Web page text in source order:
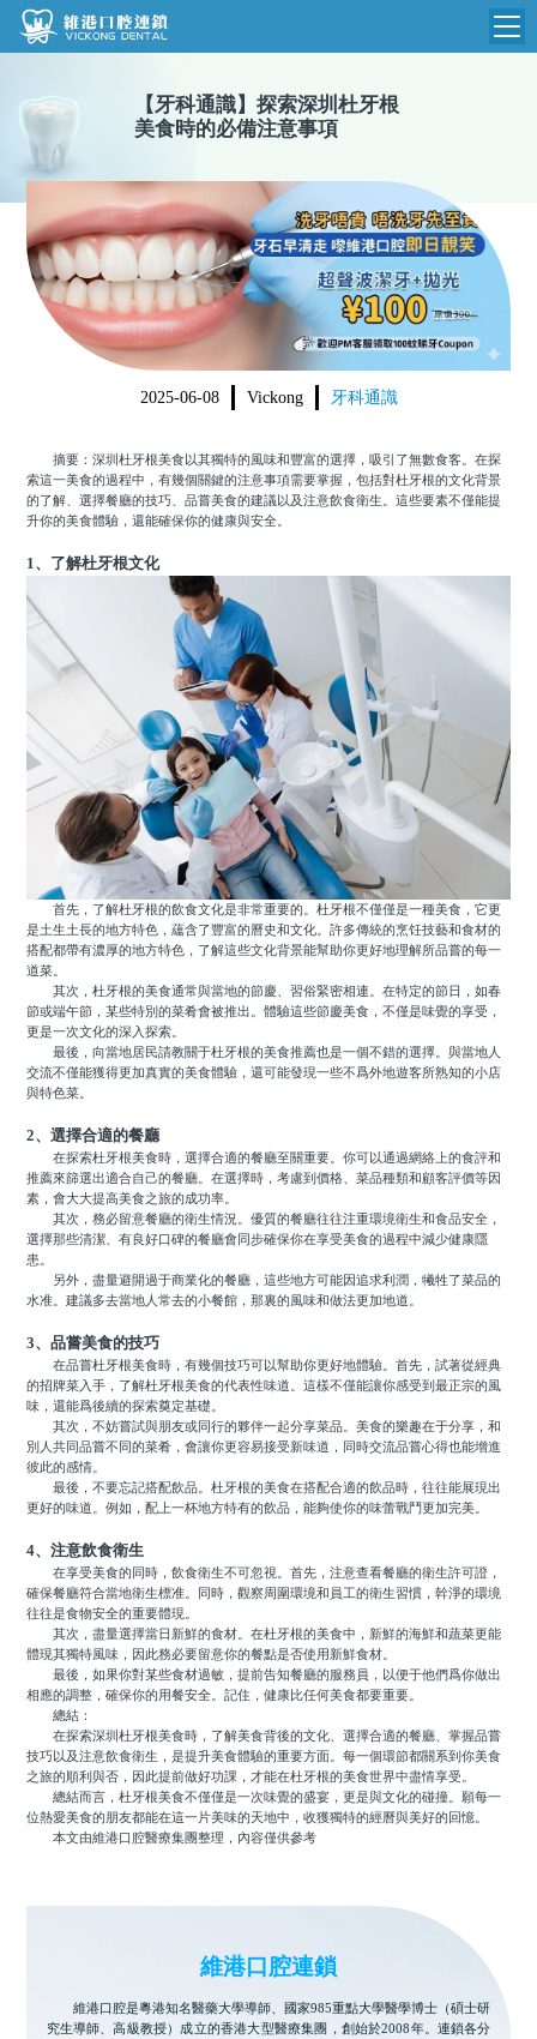
維港首頁
品牌介紹
環境設備
醫院新聞
收費標準
N
收費總表
植牙收費
根管收費
美學收費
箍牙收費
醫生團隊
門診時間
【 牙科通識】 探索深圳杜牙根
美食時的必備注意事項
2025-06-08 Vickong 牙科通識
摘要：深圳杜牙根美食以其獨特的風味和豐富的選擇，吸引了無數食客。在探
索這一美食的過程中，有幾個關鍵的注意事項需要掌握，包括對杜牙根的文化背景
的了解、選擇餐廳的技巧、品嘗美食的建議以及注意飲食衛生。這些要素不僅能提
升你的美食體驗，還能確保你的健康與安全。
1、了解杜牙根文化
首先，了解杜牙根的飲食文化是非常重要的。杜牙根不僅僅是一種美食，它更
是土生土長的地方特色，蘊含了豐富的曆史和文化。許多傳統的烹饪技藝和食材的
搭配都帶有濃厚的地方特色，了解這些文化背景能幫助你更好地理解所品嘗的每一
道菜。
其次，杜牙根的美食通常與當地的節慶、習俗緊密相連。在特定的節日，如春
節或端午節，某些特別的菜肴會被推出。體驗這些節慶美食，不僅是味覺的享受，
更是一次文化的深入探索。
最後，向當地居民請教關于杜牙根的美食推薦也是一個不錯的選擇。與當地人
交流不僅能獲得更加真實的美食體驗，還可能發現一些不爲外地遊客所熟知的小店
與特色菜。
2、選擇合適的餐廳
在探索杜牙根美食時，選擇合適的餐廳至關重要。你可以通過網絡上的食評和
推薦來篩選出適合自己的餐廳。在選擇時，考慮到價格、菜品種類和顧客評價等因
素，會大大提高美食之旅的成功率。
其次，務必留意餐廳的衛生情況。優質的餐廳往往注重環境衛生和食品安全，
選擇那些清潔、有良好口碑的餐廳會同步確保你在享受美食的過程中減少健康隱
患。
另外，盡量避開過于商業化的餐廳，這些地方可能因追求利潤，犧牲了菜品的
水准。建議多去當地人常去的小餐館，那裏的風味和做法更加地道。
3、品嘗美食的技巧
在品嘗杜牙根美食時，有幾個技巧可以幫助你更好地體驗。首先，試著從經典
的招牌菜入手，了解杜牙根美食的代表性味道。這樣不僅能讓你感受到最正宗的風
味，還能爲後續的探索奠定基礎。
其次，不妨嘗試與朋友或同行的夥伴一起分享菜品。美食的樂趣在于分享，和
別人共同品嘗不同的菜肴，會讓你更容易接受新味道，同時交流品嘗心得也能增進
彼此的感情。
最後，不要忘記搭配飲品。杜牙根的美食在搭配合適的飲品時，往往能展現出
更好的味道。例如，配上一杯地方特有的飲品，能夠使你的味蕾戰鬥更加完美。
4、注意飲食衛生
在享受美食的同時，飲食衛生不可忽視。首先，注意查看餐廳的衛生許可證，
確保餐廳符合當地衛生標准。同時，觀察周圍環境和員工的衛生習慣，幹淨的環境
往往是食物安全的重要體現。
其次，盡量選擇當日新鮮的食材。在杜牙根的美食中，新鮮的海鮮和蔬菜更能
體現其獨特風味，因此務必要留意你的餐點是否使用新鮮食材。
最後，如果你對某些食材過敏，提前告知餐廳的服務員，以便于他們爲你做出
相應的調整，確保你的用餐安全。記住，健康比任何美食都要重要。
總結：
在探索深圳杜牙根美食時，了解美食背後的文化、選擇合適的餐廳、掌握品嘗
技巧以及注意飲食衛生，是提升美食體驗的重要方面。每一個環節都關系到你美食
之旅的順利與否，因此提前做好功課，才能在杜牙根的美食世界中盡情享受。
總結而言，杜牙根美食不僅僅是一次味覺的盛宴，更是與文化的碰撞。願每一
位熱愛美食的朋友都能在這一片美味的天地中，收獲獨特的經曆與美好的回憶。
本文由維港口腔醫療集團整理，內容僅供參考
維港口腔連鎖
維港口腔是粵港知名醫藥大學導師、國家985重點大學醫學博士（碩士研
究生導師、高級教授）成立的香港大型醫療集團，創始於2008年。連鎖各分